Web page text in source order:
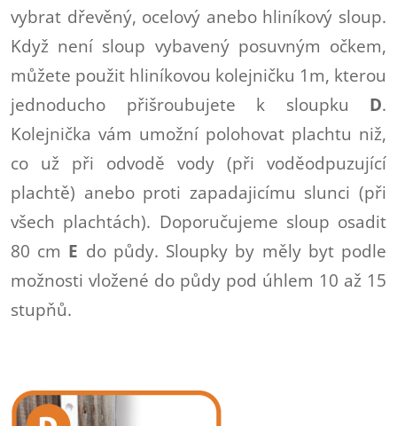
vybrat dřevěný, ocelový anebo hliníkový sloup.
Když není sloup vybavený posuvným očkem,
můžete použit hliníkovou kolejničku 1m, kterou
jednoducho přišroubujete k sloupku D.
Kolejnička vám umožní polohovat plachtu niž,
co už při odvodě vody (při voděodpuzující
plachtě) anebo proti zapadajicímu slunci (při
všech plachtách). Doporučujeme sloup osadit
80 cm E do půdy. Sloupky by měly byt podle
možnosti vložené do půdy pod úhlem 10 až 15
stupňů.